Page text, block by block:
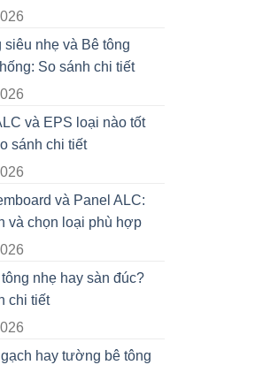
siêu nhẹ và Bê tông
So sánh chi tiết
và EPS loại nào tốt
sánh chi tiết
và Panel ALC:
và chọn loại phù hợp
nhẹ hay sàn đúc?
chi tiết
hay tường bê tông